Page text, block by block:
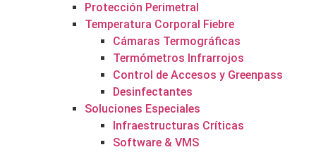
Protección Perimetral
Temperatura Corporal Fiebre
Cámaras Termográficas
Termómetros Infrarrojos
Control de Accesos y Greenpass
Desinfectantes
Soluciones Especiales
Infraestructuras Críticas
Software & VMS